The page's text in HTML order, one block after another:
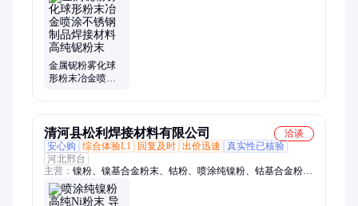
粉、金属铜粉、金属锡粉、金属铋粉、金属钇粉、金属碲粉、金
属钴粉、金属铌粉、金属铜粒、金属镍珠、金属镍花、金属铬
粒、旋耕机刀片、秸秆还添加刀片、碳钢特细焊条
金属铌粉雾化球
形粉末冶金喷涂
清河县松利焊接材料有限公司
洽谈
安心购
综合体验L1 回复及时 出价迅速
真实性已核验
河北邢台
主营： 镍粉、镍基合金粉末、钴粉、喷涂纯镍粉、钴基合金粉
末、钼粉、铬粉、钨粉、锡粉、各种材质合金粉末、钛粉、锡
粒、铁基合金粉末、铜粉、碳化钨合金粉末、锰粉、锰片、耐磨